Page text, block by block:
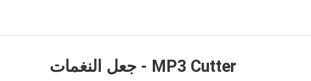
MP3 Cutter - جعل النغمات